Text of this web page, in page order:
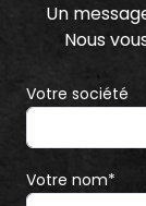
Un
Nous
Votre société
Votre nom*